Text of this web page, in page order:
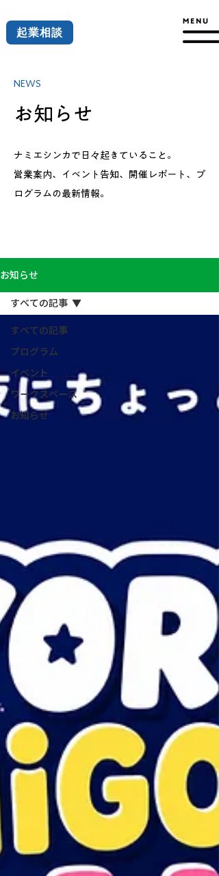
起業相談
NEWS
お知らせ
ナミエシンカで日々起きていること。
営業案内、イベント告知、開催レポート、プ
ログラムの最新情報。
お知らせ
すべての記事
プログラム
イベント
ワークスペース
お知らせ
すべての記事